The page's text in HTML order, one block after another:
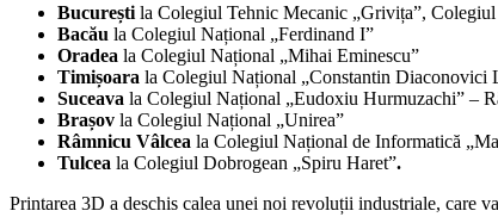
București la Colegiul Tehnic Mecanic „Grivița”,
Bacău la Colegiul Național „Ferdinand I”
Oradea la Colegiul Național „Mihai Eminescu”
Timișoara la Colegiul Național „Constantin Diaconovici
Suceava la Colegiul Național „Eudoxiu Hurmuzachi” –
Brașov la Colegiul Național „Unirea”
Râmnicu Vâlcea la Colegiul Național de Informatică
Tulcea la Colegiul Dobrogean „Spiru Haret”.
Printarea 3D a deschis calea unei noi revoluții industriale, care